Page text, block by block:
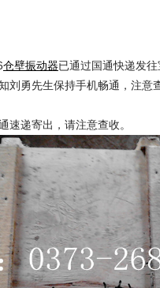
仓壁振动器已通过国通快递发
刘勇先生保持手机畅通，注意
递寄出，请注意查收。